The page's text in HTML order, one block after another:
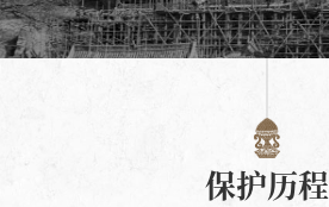
保护历程